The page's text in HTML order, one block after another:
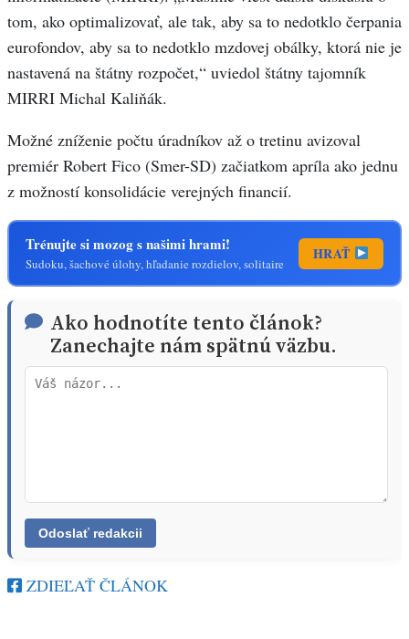
tom, ako optimalizovať, ale tak, aby sa to nedotklo čerpania
eurofondov, aby sa to nedotklo mzdovej obálky, ktorá nie je
nastavená na štátny rozpočet,“ uviedol štátny tajomník
MIRRI Michal Kaliňák.
Možné zníženie počtu úradníkov až o tretinu avizoval
premiér Robert Fico (Smer-SD) začiatkom apríla ako jednu
z možností konsolidácie verejných financií.
Trénujte si mozog s našimi hrami!
Sudoku, šachové úlohy, hľadanie rozdielov, solitaire
HRAŤ
Ako hodnotíte tento článok?
Zanechajte nám spätnú väzbu.
ZDIEĽAŤ ČLÁNOK